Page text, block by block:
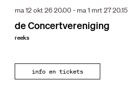
de Concertvereniging
reeks
ma 12 okt 2620.00- ma 1 mrt 2720.15
info en tickets